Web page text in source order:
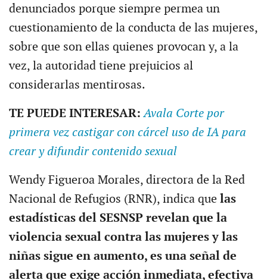
denunciados porque siempre permea un
cuestionamiento de la conducta de las mujeres,
sobre que son ellas quienes provocan y, a la
vez, la autoridad tiene prejuicios al
considerarlas mentirosas.
TE PUEDE INTERESAR: Avala Corte por
primera vez castigar con cárcel uso de IA para
crear y difundir contenido sexual
Wendy Figueroa Morales, directora de la Red
Nacional de Refugios (RNR), indica quelas
estadísticas del SESNSP revelan que la
violencia sexual contra las mujeres y las
niñas sigue en aumento, es una señal de
alerta que exige acción inmediata, efectiva